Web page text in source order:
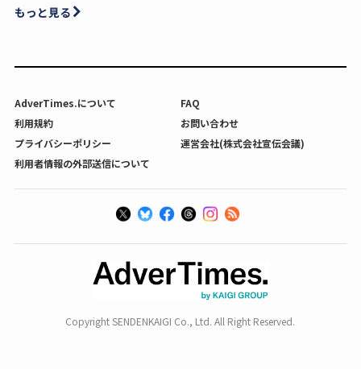
もっと見る
AdverTimes.について
FAQ
利用規約
お問い合わせ
プライバシーポリシー
運営会社(株式会社宣伝会議)
利用者情報の外部送信について
Copyright SENDENKAIGI Co., Ltd. All Right Reserved.